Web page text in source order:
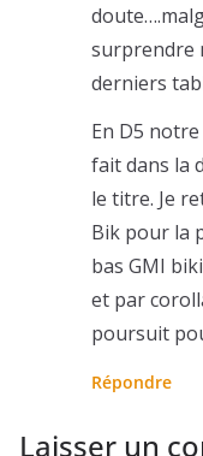
surprendre
derniers
En D5
fait dans la
le titre. Je
Bik pour la
bas GMI
et par
poursuit
Répondre
Laisser un